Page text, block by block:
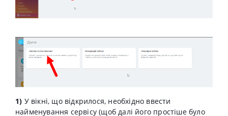
1) У вікні, що відкрилося, необхідно ввести
найменування сервісу (щоб далі його простіше було